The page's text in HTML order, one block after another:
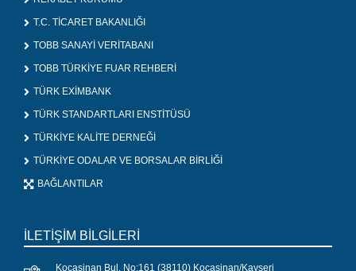
T.C. TİCARET BAKANLIĞI
TOBB SANAYİ VERİTABANI
TOBB TÜRKİYE FUAR REHBERİ
TÜRK EXİMBANK
TÜRK STANDARTLARI ENSTİTÜSÜ
TÜRKİYE KALİTE DERNEĞİ
TÜRKİYE ODALAR VE BORSALAR BİRLİĞİ
BAĞLANTILAR
İLETİŞİM BİLGİLERİ
Kocasinan Bul. No:161 (38110) Kocasinan/Kayseri